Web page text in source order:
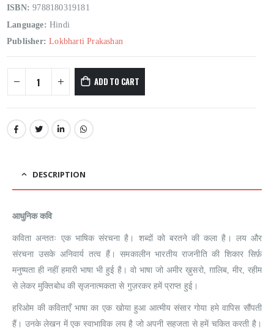
ISBN: 9788180319181
Language: Hindi
Publisher: Lokbharti Prakashan
ADD TO CART
DESCRIPTION
आधुनिक कवि
कविता अन्ततः एक भाषिक संरचना है। शब्दों को बरतने की कला है। लय और
संरचना उसके अनिवार्य तत्व हैं। समकालीन भारतीय राजनीति की शिकार सिर्फ़
मनुष्यता ही नहीं हमारी भाषा भी हुई है। वो भाषा जो अमीर ख़ुसरो, ग़ालिब, मीर, रहीम
से लेकर मुक्तिबोध की सृजनात्मकता से गुज़रकर हमें प्राप्त हुई।
हरिओम की कविताएँ भाषा का एक खोया हुआ आत्मीय संसार गोया हमे वापिस सौंपती
हैं। उनके लेखन में एक स्वाभाविक लय है जो अपनी सहजता से हमें चकित करती है।